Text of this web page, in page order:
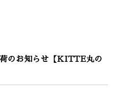
のお知らせ【KITTE丸の